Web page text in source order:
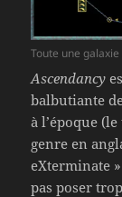
Toute une galaxie
Ascendancy
balbutiante
à l’époque
genre en
eXterminate
pas poser